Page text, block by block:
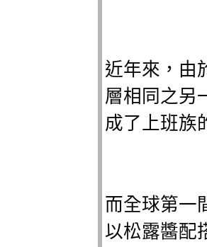
近年來，由
層相同之另
成了上班族
而全球第一
以松露醬配